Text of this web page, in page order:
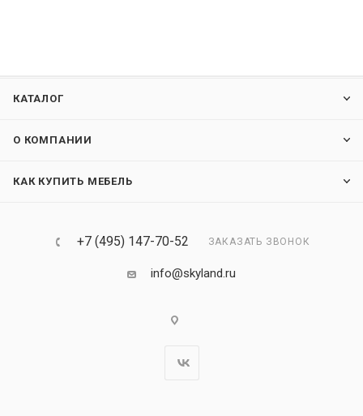
КАТАЛОГ
О КОМПАНИИ
КАК КУПИТЬ МЕБЕЛЬ
+7 (495) 147-70-52 ЗАКАЗАТЬ ЗВОНОК
info@skyland.ru